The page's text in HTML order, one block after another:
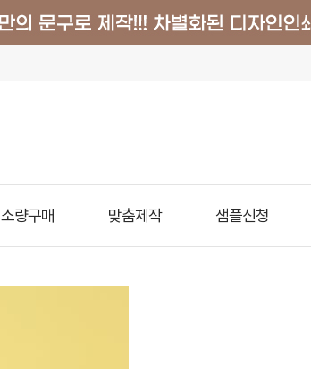
소량구매 맞춤제작 샘플신청